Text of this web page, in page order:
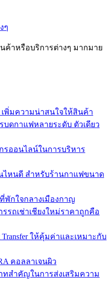
ๆ
ค้าหรือบริการต่างๆ มากมาย
พิ่มความน่าสนใจให้สินค้า
บดกาแฟหลายระดับ ตัวเดียว
รออนไลน์ในการบริหาร
นไหนดี สำหรับร้านกาแฟขนาด
พักใจกลางเมืองกาญ
รถเช่าเชียงใหม่ราคาถูกคือ
Transfer ให้คุ้มค่าและเหมาะกับ
คอลลาเจนผิว
ทสำคัญในการส่งเสริมความ